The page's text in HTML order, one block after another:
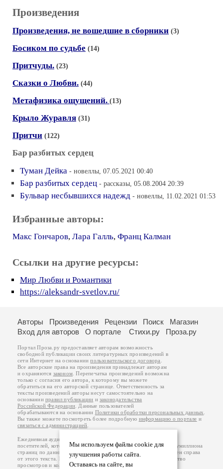
Произведения
Произведения, не вошедшие в сборники (3)
Босиком по судьбе (14)
Притчуды. (23)
Сказки о Любви. (44)
Метафизика ощущений. (13)
Крыло Журавля (31)
Притчи (122)
Бар разбитых сердец
Туман Дейка - новеллы, 07.05.2021 00:40
Бар разбитых сердец - рассказы, 05.08.2004 20:39
Бульвар несбывшихся надежд - новеллы, 11.02.2021 01:53
Избранные авторы:
Макс Гончаров, Лара Галль, Франц Калман
Ссылки на другие ресурсы:
Мир Любви и Романтики
https://aleksandr-svetlov.ru/
Мы используем файлы cookie для
улучшения работы сайта.
Оставаясь на сайте, вы
Авторы Произведения Рецензии Поиск
Магазин
Вход для авторов
О портале Стихи.ру Проза.ру
Портал Проза.ру предоставляет авторам возможность
свободной публикации своих литературных произведений в
сети Интернет на основаниипользовательского договора
Все авторские права на произведения принадлежат авторам
и охраняются законом . Перепечатка произведений возможна
только с согласия его автора, к которому вы можете
обратиться на его авторской странице. Ответственность за
тексты произведений авторы несут самостоятельно на
основанииправил публикации изаконодательства
Российской Федерации . Данные пользователей
обрабатываются на основании Политики обработки персональных данных
Вы также можете посмотреть более подробную информацию о портале и
связаться с администрацией
Ежедневная аудитория портала Проза.ру – порядка 100 тысяч
посетителей, которые в общей сумме просматривают более полумиллиона
страниц по данным счетчика посещаемости, который расположен справа
от этого текста. В каждой графе указано по две цифры: количество
просмотров и количество посетителей.